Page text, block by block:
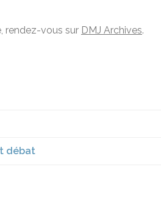
rendez-vous sur DMJ Archives.
débat